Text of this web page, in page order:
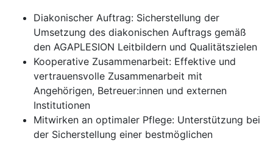
Diakonischer Auftrag: Sicherstellung der
Umsetzung des diakonischen Auftrags gemäß
den AGAPLESION Leitbildern und Qualitätszielen
Kooperative Zusammenarbeit: Effektive und
vertrauensvolle Zusammenarbeit mit
Angehörigen, Betreuer:innen und externen
Institutionen
Mitwirken an optimaler Pflege: Unterstützung bei
der Sicherstellung einer bestmöglichen